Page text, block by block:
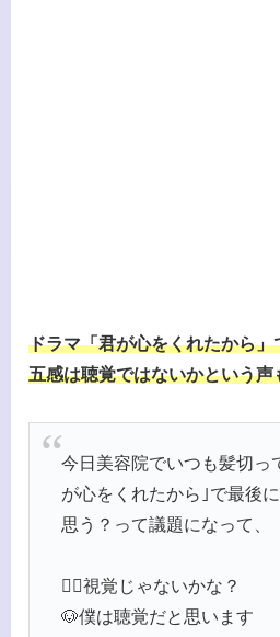
ドラマ「君が心をくれたから
五感は聴覚ではないかという
今日美容院でいつも髪切っ
が心をくれたから｣で最後
思う？って議題になって、
💇‍♂️視覚じゃないかな？
🐶僕は聴覚だと思います